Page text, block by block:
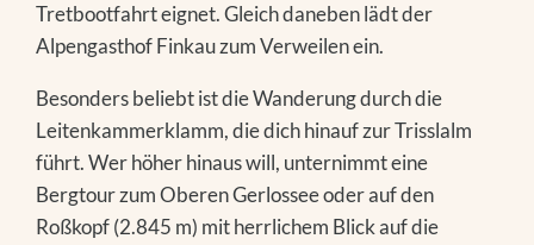
Tretbootfahrt eignet. Gleich daneben lädt der
Alpengasthof Finkau zum Verweilen ein.
Besonders beliebt ist die Wanderung durch die
Leitenkammerklamm, die dich hinauf zur Trisslalm
führt. Wer höher hinaus will, unternimmt eine
Bergtour zum Oberen Gerlossee oder auf den
Roßkopf (2.845 m) mit herrlichem Blick auf die